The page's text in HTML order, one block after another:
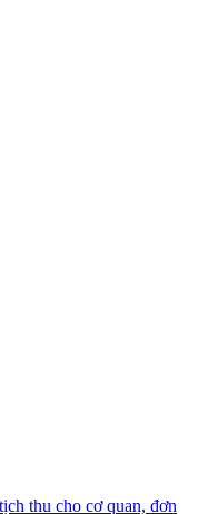
thu cho cơ quan, đơn